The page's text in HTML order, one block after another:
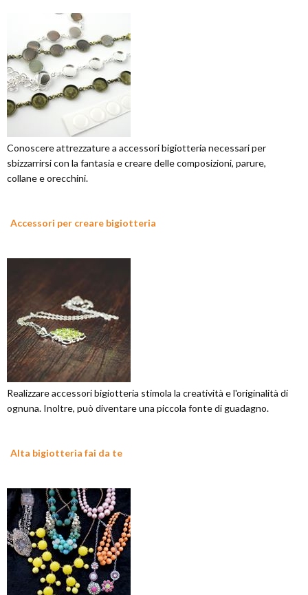
Conoscere attrezzature a accessori bigiotteria necessari per
sbizzarrirsi con la fantasia e creare delle composizioni, parure,
collane e orecchini.
Accessori per creare bigiotteria
Realizzare accessori bigiotteria stimola la creatività e l'originalità di
ognuna. Inoltre, può diventare una piccola fonte di guadagno.
Alta bigiotteria fai da te